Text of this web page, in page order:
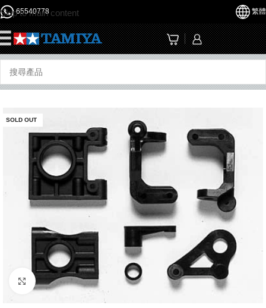
Skip to main content
65540778 繁體
SOLD OUT
Click to enlarge